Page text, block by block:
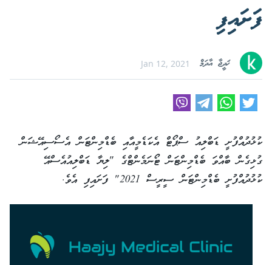
ފަށައިފި
ޚަދީޖާ އާދަމް Jan 12, 2021
ކުޅުދުއްފުށީ ޑަބްލިއު ސްޕޯޓް އެކަޑެމީއާއި ބެޑްމިންޓަން އެސޯސިއޭޝަން
ގުޅިގެން ބާއްވަ ބެޑްމިންޓަން ޓޯނަމެންޓްގެ "ލިޔާ ޑަބްލިއުއެސްއޭ
ކުޅުދުއްފުށީ ބެޑްމިންޓަން ސީރީސް 2021" ފަށައިފި އެވެ.